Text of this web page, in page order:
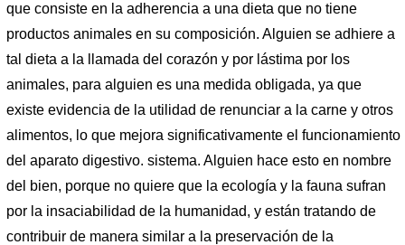
que consiste en la adherencia a una dieta que no tiene
productos animales en su composición. Alguien se adhiere a
tal dieta a la llamada del corazón y por lástima por los
animales, para alguien es una medida obligada, ya que
existe evidencia de la utilidad de renunciar a la carne y otros
alimentos, lo que mejora significativamente el funcionamiento
del aparato digestivo. sistema. Alguien hace esto en nombre
del bien, porque no quiere que la ecología y la fauna sufran
por la insaciabilidad de la humanidad, y están tratando de
contribuir de manera similar a la preservación de la